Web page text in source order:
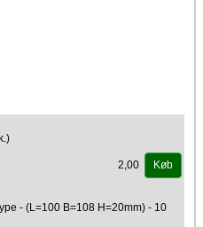
2,00 Køb
- (L=100 B=108 H=20mm) - 10